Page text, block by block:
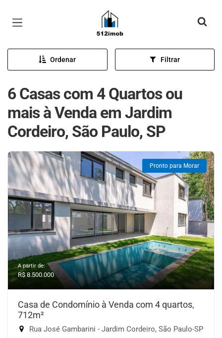
Página inicial
Ordenar Filtrar
6 Casas com 4 Quartos ou
mais à Venda em Jardim
Cordeiro, São Paulo, SP
Pronto para Morar
A partir de:
R$ 8.500.000
Casa de Condomínio à Venda com 4 quartos,
712m²
Rua José Gambarini - Jardim Cordeiro, São Paulo-SP